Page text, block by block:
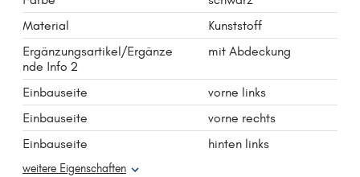
Material
Kunststoff
Ergänzungsartikel/Ergänze
nde Info 2
mit Abdeckung
Einbauseite
vorne links
Einbauseite
vorne rechts
Einbauseite
hinten links
weitere Eigenschaften